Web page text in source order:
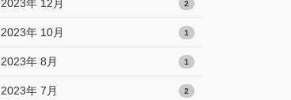
2023年 12月 2
2023年 10月 1
2023年 8月 1
2023年 7月 2